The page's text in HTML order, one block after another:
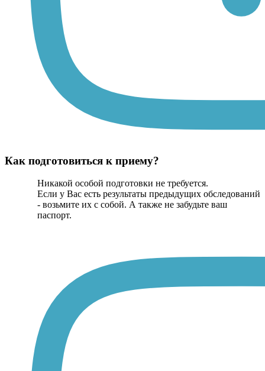
Как подготовиться к приему?
Никакой особой подготовки не требуется.
Если у Вас есть результаты предыдущих обследований
- возьмите их с собой. А также не забудьте ваш
паспорт.